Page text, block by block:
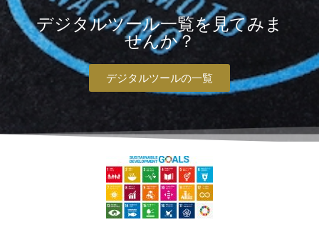
デジタルツール一覧を見てみま
せんか？
デジタルツールの一覧